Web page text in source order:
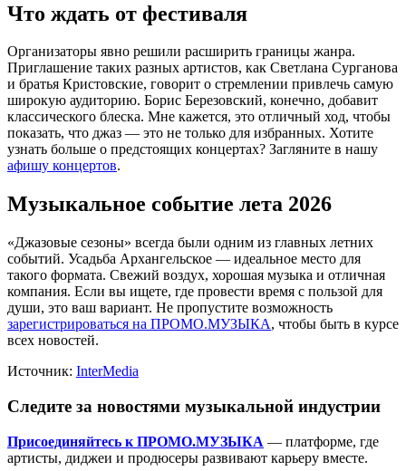
Что ждать от фестиваля
Организаторы явно решили расширить границы жанра.
Приглашение таких разных артистов, как Светлана Сурганова
и братья Кристовские, говорит о стремлении привлечь самую
широкую аудиторию. Борис Березовский, конечно, добавит
классического блеска. Мне кажется, это отличный ход, чтобы
показать, что джаз — это не только для избранных. Хотите
узнать больше о предстоящих концертах? Загляните в нашу
афишу концертов.
Музыкальное событие лета 2026
«Джазовые сезоны» всегда были одним из главных летних
событий. Усадьба Архангельское — идеальное место для
такого формата. Свежий воздух, хорошая музыка и отличная
компания. Если вы ищете, где провести время с пользой для
души, это ваш вариант. Не пропустите возможность
зарегистрироваться на ПРОМО.МУЗЫКА, чтобы быть в курсе
всех новостей.
Источник: InterMedia
Следите за новостями музыкальной индустрии
Присоединяйтесь к ПРОМО.МУЗЫКА — платформе, где
артисты, диджеи и продюсеры развивают карьеру вместе.